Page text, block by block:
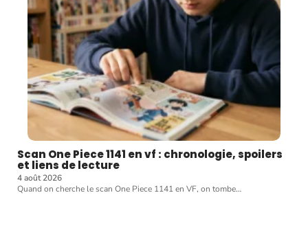
Scan One Piece 1141 en vf : chronologie, spoilers
et liens de lecture
4 août 2026
Quand on cherche le scan One Piece 1141 en VF, on tombe…